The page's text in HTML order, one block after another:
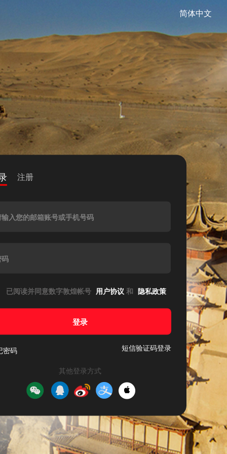
简体中文
注册
入您的邮箱账号或手机号码
已阅读并同意数字敦煌帐号 用户协议 和 隐私政策
登录
密码 短信验证码登录
其他登录方式